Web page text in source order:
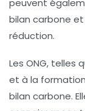
peuvent
bilan carbone
réduction.
Les ONG, telles
et à la
bilan carbone.